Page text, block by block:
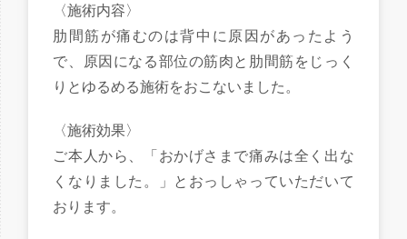
〈施術内容〉
肋間筋が痛むのは背中に原因があったよう
で、原因になる部位の筋肉と肋間筋をじっく
りとゆるめる施術をおこないました。
〈施術効果〉
ご本人から、「おかげさまで痛みは全く出な
くなりました。」とおっしゃっていただいて
おります。